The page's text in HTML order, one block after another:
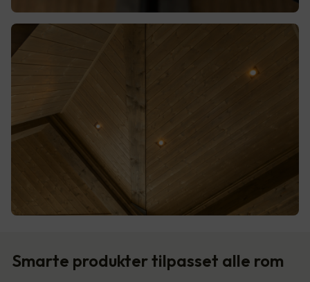
Smarte produkter tilpasset alle rom